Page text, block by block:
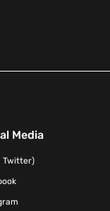
Media
Twitter)